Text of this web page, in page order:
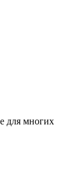
для многих